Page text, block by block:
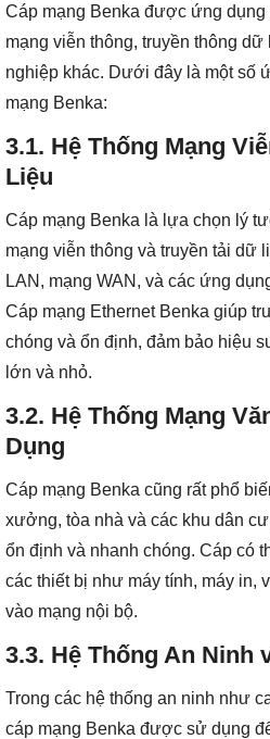
Cáp mạng Benka được ứng dụng
mạng viễn thông, truyền thông
nghiệp khác. Dưới đây là một số
mạng Benka:
3.1. Hệ Thống Mạng
Liệu
Cáp mạng Benka là lựa chọn lý
mạng viễn thông và truyền tải dữ
LAN, mạng WAN, và các ứng
Cáp mạng Ethernet Benka giúp
chóng và ổn định, đảm bảo hiệu
lớn và nhỏ.
3.2. Hệ Thống Mạng
Dụng
Cáp mạng Benka cũng rất phổ
xưởng, tòa nhà và các khu dân
ổn định và nhanh chóng. Cáp có
các thiết bị như máy tính, máy in,
vào mạng nội bộ.
3.3. Hệ Thống An Ninh
Trong các hệ thống an ninh như
cáp mạng Benka được sử dụng